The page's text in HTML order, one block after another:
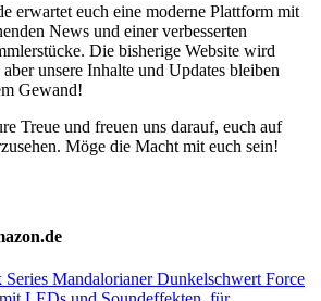
erwartet euch eine moderne Plattform mit
News und einer verbesserten
Die bisherige Website wird
unsere Inhalte und Updates bleiben
Gewand!
Treue und freuen uns darauf, euch auf
Möge die Macht mit euch sein!